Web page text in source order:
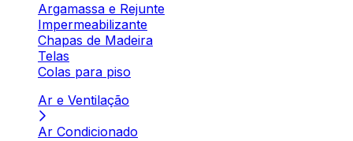
Argamassa e Rejunte
Impermeabilizante
Chapas de Madeira
Telas
Colas para piso
Ar e Ventilação
Ar Condicionado